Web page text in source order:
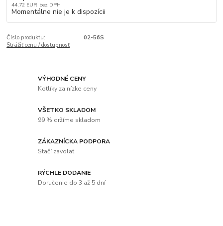
44,72 EUR bez DPH
Momentálne nie je k dispozícii
Číslo produktu:
02-56S
Strážiť cenu / dostupnosť
VÝHODNÉ CENY
Kotlíky za nízke ceny
VŠETKO SKLADOM
99 % držíme skladom
ZÁKAZNÍCKA PODPORA
Stačí zavolať
RÝCHLE DODANIE
Doručenie do 3 až 5 dní